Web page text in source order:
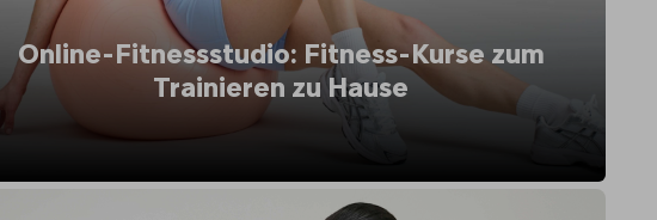
Online-Fitnessstudio: Fitness-Kurse zum
Trainieren zu Hause